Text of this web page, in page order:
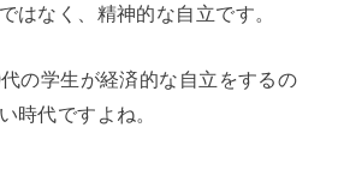
はなく、精神的な自立です。
の学生が経済的な自立をするの
時代ですよね。